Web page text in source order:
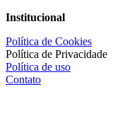
Institucional
Política de Cookies
Política de Privacidade
Política de uso
Contato